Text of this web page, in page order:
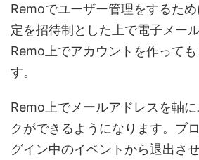
Remoでユーザー管理をするた
定を招待制とした上で電子メー
Remo上でアカウントを作って
す。
Remo上でメールアドレスを軸
クができるようになります。ブ
グイン中のイベントから退出させ